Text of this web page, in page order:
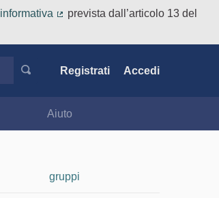
informativa
prevista dall’articolo 13 del
Registrati Accedi
Aiuto
gruppi